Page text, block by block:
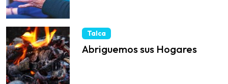
Talca
Abriguemos sus Hogares